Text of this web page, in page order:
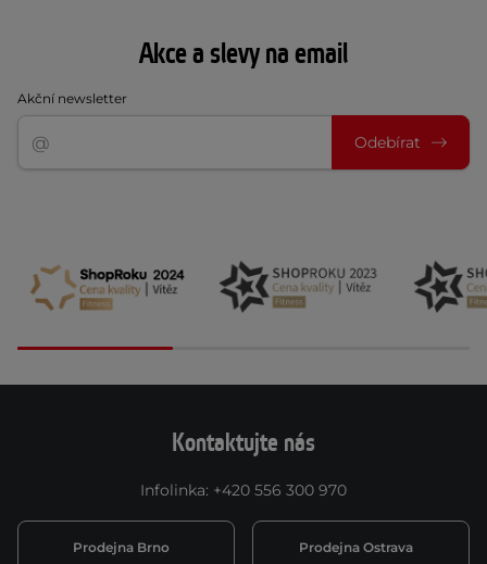
Akce a slevy na email
Akční newsletter
Odebírat
Kontaktujte nás
Infolinka: +420 556 300 970
Prodejna Brno Prodejna Ostrava